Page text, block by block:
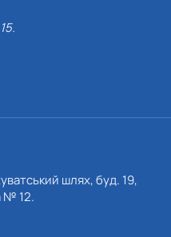
шлях, буд. 19,
№ 12.